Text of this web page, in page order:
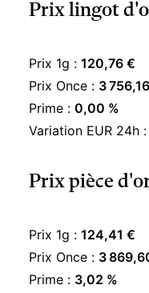
Prix lingot
Prix 1g : 120,76 €
Prix Once : 3
Prime : 0,00 %
Variation EUR 24h :
Prix pièce
Prix 1g : 124,41 €
Prix Once : 3
Prime : 3,02 %